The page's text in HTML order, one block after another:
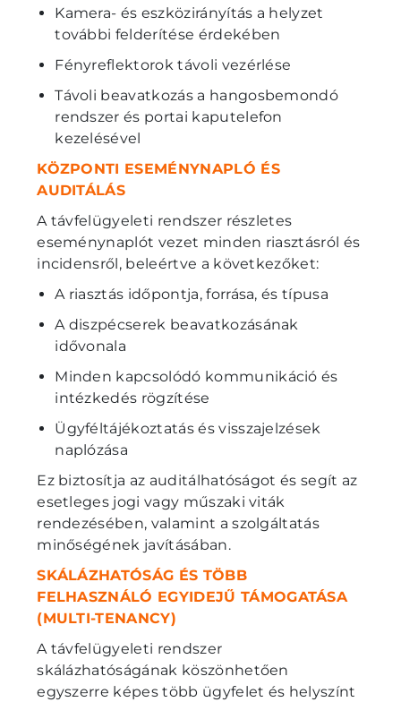
Kamera- és eszközirányítás a helyzet
további felderítése érdekében
Fényreflektorok távoli vezérlése
Távoli beavatkozás a hangosbemondó
rendszer és portai kaputelefon
kezelésével
KÖZPONTI ESEMÉNYNAPLÓ ÉS
AUDITÁLÁS
A távfelügyeleti rendszer részletes
eseménynaplót vezet minden riasztásról és
incidensről, beleértve a következőket:
A riasztás időpontja, forrása, és típusa
A diszpécserek beavatkozásának
idővonala
Minden kapcsolódó kommunikáció és
intézkedés rögzítése
Ügyféltájékoztatás és visszajelzések
naplózása
Ez biztosítja az auditálhatóságot és segít az
esetleges jogi vagy műszaki viták
rendezésében, valamint a szolgáltatás
minőségének javításában.
SKÁLÁZHATÓSÁG ÉS TÖBB
FELHASZNÁLÓ EGYIDEJŰ TÁMOGATÁSA
(MULTI-TENANCY)
A távfelügyeleti rendszer
skálázhatóságának köszönhetően
egyszerre képes több ügyfelet és helyszínt